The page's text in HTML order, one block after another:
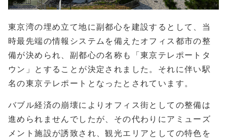
東京湾の埋め立て地に副都心を建設するとして、当
時最先端の情報システムを備えたオフィス都市の整
備が決められ、副都心の名称も「東京テレポートタ
ウン」とすることが決定されました。それに伴い駅
名の東京テレポートとなったとされています。
バブル経済の崩壊によりオフィス街としての整備は
進められませんでしたが、その代わりにアミューズ
メント施設が誘致され、観光エリアとしての特色を